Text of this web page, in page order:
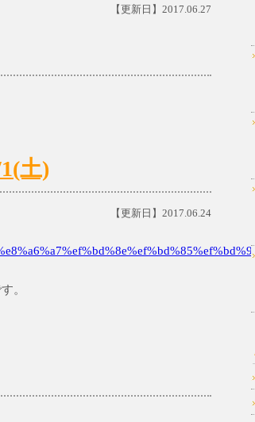
【更新日】2017.06.27
土)
【更新日】2017.06.24
。